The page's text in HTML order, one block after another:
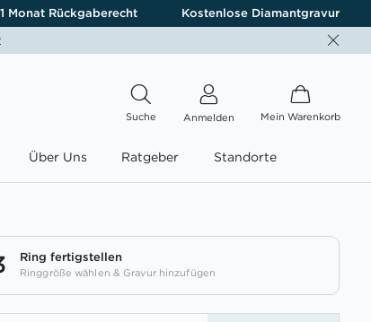
1 Monat Rückgaberecht Kostenlose Diamantgravur
Suche Anmelden Mein Warenkorb
Über Uns Ratgeber Standorte
Ring fertigstellen
Ringgröße wählen & Gravur hinzufügen